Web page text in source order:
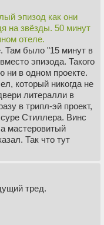
эпизод как они
на звёзды. 50 минут
отеле.
было "15 минут в
эпизода. Такого
ни в одном проекте.
который никогда не
литералли в
в трипл-эй проект,
Стиллера. Винс
мастеровитый
Так что тут
тред.